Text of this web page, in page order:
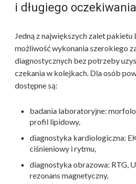
i długiego oczekiwania
Jedną z największych zalet pakietu
możliwość wykonania szerokiego
diagnostycznych bez potrzeby
czekania w kolejkach. Dla osób
dostępne są:
badania laboratoryjne:
profil lipidowy,
diagnostyka kardiologiczna:
ciśnieniowy i rytmu,
diagnostyka obrazowa: RTG,
rezonans magnetyczny,